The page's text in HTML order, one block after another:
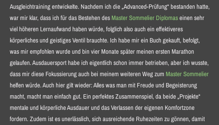
Ausgleichtraining entwickelte. Nachdem ich die „Advanced-Prüfung“ bestanden hatte,
war mir klar, dass ich für das Bestehen desMaster Sommelier Diplomaseinen sehr
viel höheren Lernaufwand haben würde, folglich also auch ein effektiveres
körperliches und geistiges Ventil brauchte. Ich habe mir ein Buch gekauft, befolgt,
was mir empfohlen wurde und bin vier Monate später meinen ersten Marathon
gelaufen. Ausdauersport habe ich eigentlich schon immer betrieben, aber ich wusste,
dass mir diese Fokussierung auch bei meinem weiteren Weg zum Master Sommelier
helfen würde. Auch hier gilt wieder: Alles was man mit Freude und Begeisterung
macht, macht man einfach gut. Ein perfektes Zusammenspiel, da beide „Projekte“
mentale und körperliche Ausdauer und das Verlassen der eigenen Komfortzone
fordern. Zudem ist es unerlässlich, sich ausreichende Ruhezeiten zu gönnen, damit